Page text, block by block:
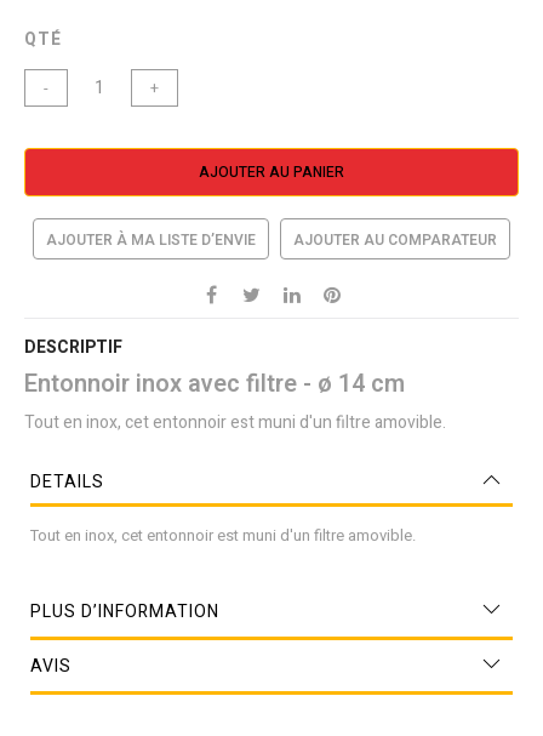
QTÉ
- +
AJOUTER AU PANIER
AJOUTER À MA LISTE D’ENVIE AJOUTER AU COMPARATEUR
DESCRIPTIF
Entonnoir inox avec filtre - ø 14 cm
Tout en inox, cet entonnoir est muni d'un filtre amovible.
DETAILS
Tout en inox, cet entonnoir est muni d'un filtre amovible.
PLUS D’INFORMATION
AVIS